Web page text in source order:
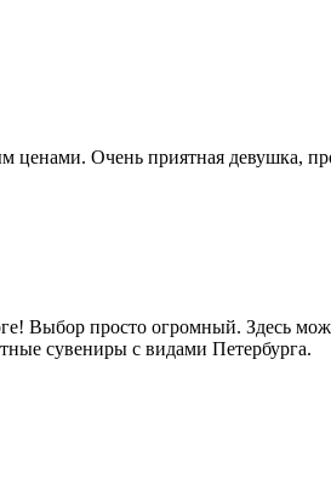
Очень приятная девушка,
Выбор просто огромный. Здесь
сувениры с видами Петербурга.